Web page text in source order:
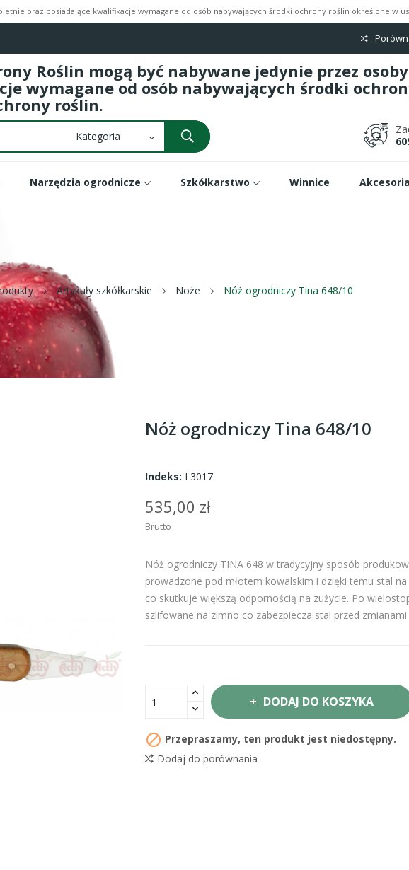
oraz posiadające kwalifikacje wymagane od osób nabywających środki ochrony roślin określone w
Roślin mogą być nabywane jedynie przez
wymagane od osób nabywających środki
roślin.
Narzędzia ogrodnicze Szkółkarstwo Winnice Akcesoria
Artykuły szkółkarskie Noże Nóż ogrodniczy Tina 648/10
Nóż ogrodniczy Tina 648/10
Indeks: I 3017
535,00 zł
Brutto
Nóż ogrodniczy TINA 648 w tradycyjny sposób
prowadzone pod młotem kowalskim i dzięki temu stal
co skutkuje większą odpornością na zużycie. Po
szlifowane na zimno co zabezpiecza stal przed
DODAJ DO KOSZYKA
 Przepraszamy, ten produkt jest niedostępny.
Dodaj do porównania